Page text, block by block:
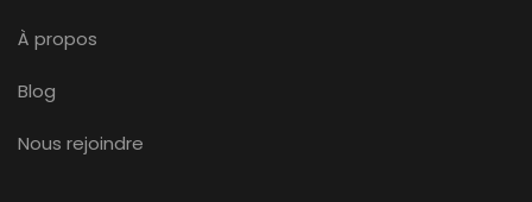
À propos
Blog
Nous rejoindre